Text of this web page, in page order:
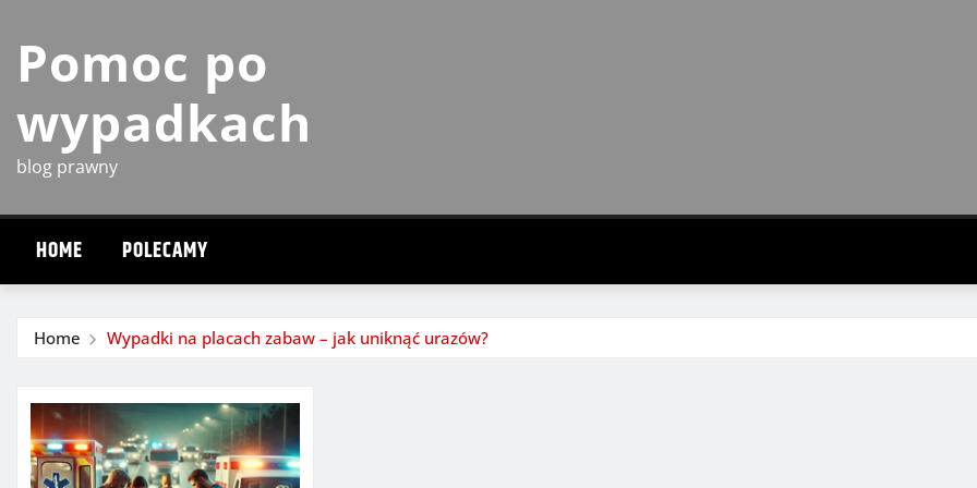
content
Pomoc po
wypadkach
blog prawny
HOME POLECAMY
Home Wypadki na placach zabaw – jak uniknąć urazów?